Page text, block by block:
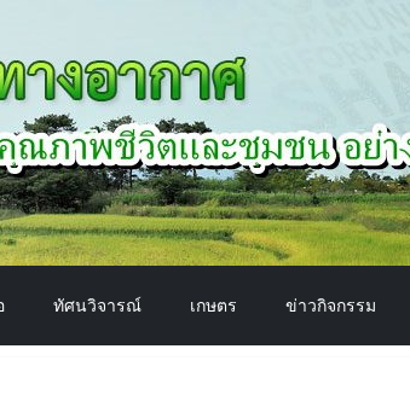
ทัศนวิจารณ์ เกษตร ข่าวกิจกรรม